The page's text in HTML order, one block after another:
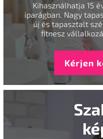
Kihasználhatja 15
iparágban. Nagy
új és tapasztalt
fitnesz
Kérjen